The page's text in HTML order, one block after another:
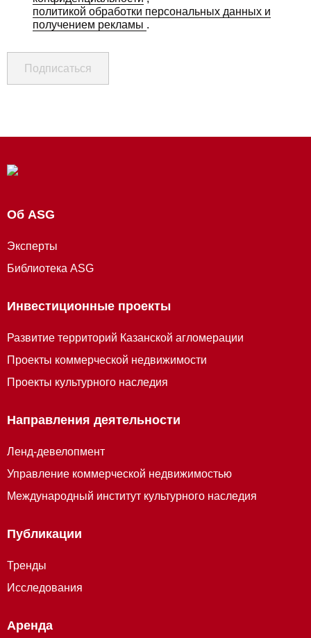
политикой обработки персональных данных и
получением рекламы .
Подписаться
Об ASG
Эксперты
Библиотека ASG
Инвестиционные проекты
Развитие территорий Казанской агломерации
Проекты коммерческой недвижимости
Проекты культурного наследия
Направления деятельности
Ленд-девелопмент
Управление коммерческой недвижимостью
Международный институт культурного наследия
Публикации
Тренды
Исследования
Аренда